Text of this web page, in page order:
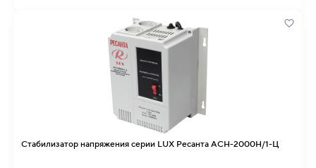
Стабилизатор напряжения серии LUX Ресанта АСН-2000Н/1-Ц